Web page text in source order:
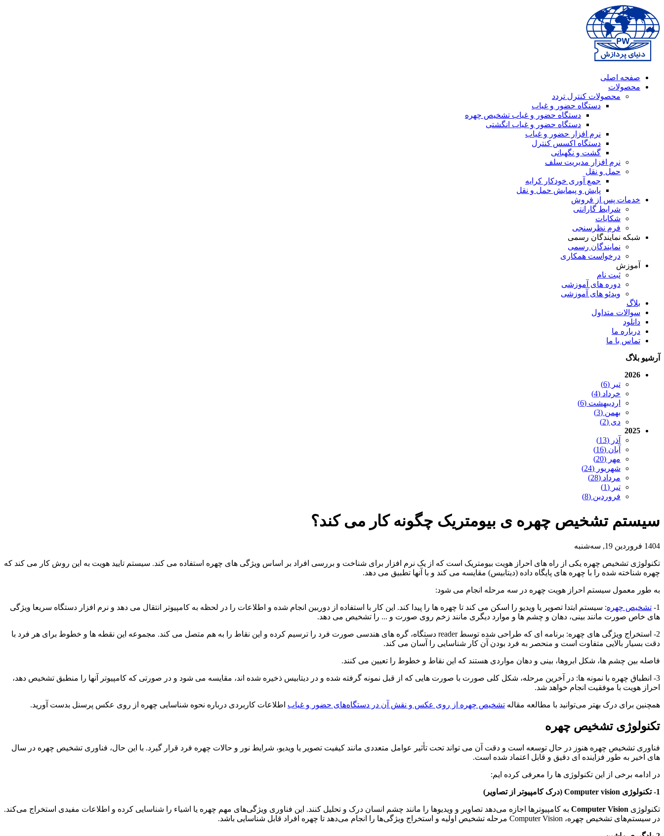
صفحه اصلی
محصولات
محصولات کنترل تردد
دستگاه حضور و غیاب
دستگاه حضور و غیاب تشخیص چهره
دستگاه حضور و غیاب انگشتی
نرم افزار حضور و غیاب
دستگاه اکسس کنترل
گشت و نگهبانی
نرم افزار مدیریت سلف
حمل و نقل
جمع آوری خودکار کرایه
پایش و پیمایش حمل و نقل
خدمات پس از فروش
شرایط گارانتی
شکایات
فرم نظرسنجی
شبکه نمایندگان رسمی
نمایندگان رسمی
درخواست همکاری
آموزش
ثبت نام
دوره های آموزشی
ویدئو های آموزشی
بلاگ
سوالات متداول
دانلود
درباره ما
تماس با ما
آرشیو بلاگ
2026
تیر (6)
خرداد (4)
اردیبهشت (6)
بهمن (3)
دی (2)
2025
آذر (13)
آبان (16)
مهر (20)
شهریور (24)
مرداد (28)
تیر (1)
فروردین (8)
سیستم تشخیص چهره ی بیومتریک چگونه کار می کند؟
1404 فروردین 19, سه‌شنبه
تکنولوژی تشخیص چهره یکی از راه های احراز هویت بیومتریک است که از یک نرم افزار برای شناخت و بررسی افراد بر اساس ویژگی های چهره استفاده می کند. سیستم تایید هویت به این روش کار می کند که
چهره شناخته شده را با چهره های پایگاه داده (دیتابیس) مقایسه می کند و با آنها تطبیق می دهد.
به طور معمول سیستم احراز هویت چهره در سه مرحله انجام می شود:
1- تشخیص چهره: سیستم ابتدا تصویر یا ویدیو را اسکن می کند تا چهره ها را پیدا کند. این کار با استفاده از دوربین انجام شده و اطلاعات را در لحظه به کامپیوتر انتقال می دهد و نرم افزار دستگاه سریعا ویژگی
های خاص صورت مانند بینی، دهان و چشم ها و موارد دیگری مانند زخم روی صورت و ... را تشخیص می دهد.
2- استخراج ویژگی های چهره: برنامه ای که طراحی شده توسط reader دستگاه، گره های هندسی صورت فرد را ترسیم کرده و این نقاط را به هم متصل می کند. مجموعه این نقطه ها و خطوط برای هر فرد با
دقت بسیار بالایی متفاوت است و منحصر به فرد بودن آن کار شناسایی را آسان می کند.
فاصله بین چشم ها، شکل ابروها، بینی و دهان مواردی هستند که این نقاط و خطوط را تعیین می کنند.
3- انطباق چهره با نمونه ها: در آخرین مرحله، شکل کلی صورت با صورت هایی که از قبل نمونه گرفته شده و در دیتابیس ذخیره شده اند، مقایسه می شود و در صورتی که کامپیوتر آنها را منطبق تشخیص دهد،
احراز هویت با موفقیت انجام خواهد شد.
همچنین برای درک بهتر می‌توانید با مطالعه مقاله تشخیص چهره از روی عکس و نقش آن در دستگاه‌های حضور و غیاب اطلاعات کاربردی درباره نحوه شناسایی چهره از روی عکس پرسنل بدست آورید.
تکنولوژی تشخیص چهره
فناوری تشخیص چهره هنوز در حال توسعه است و دقت آن می تواند تحت تأثیر عوامل متعددی مانند کیفیت تصویر یا ویدیو، شرایط نور و حالات چهره فرد قرار گیرد. با این حال، فناوری تشخیص چهره در سال
های اخیر به طور فزاینده ای دقیق و قابل اعتماد شده است.
در ادامه برخی از این تکنولوژی ها را معرفی کرده ایم:
1- تکنولوژی Computer vision (درک کامپیوتر از تصاویر)
تکنولوژی Computer Vision به کامپیوترها اجازه می‌دهد تصاویر و ویدیوها را مانند چشم انسان درک و تحلیل کنند. این فناوری ویژگی‌های مهم چهره یا اشیاء را شناسایی کرده و اطلاعات مفیدی استخراج می‌کند.
در سیستم‌های تشخیص چهره، Computer Vision مرحله تشخیص اولیه و استخراج ویژگی‌ها را انجام می‌دهد تا چهره افراد قابل شناسایی باشد.